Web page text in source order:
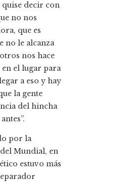
quise decir con
no nos
que es
no le alcanza
nos hace
el lugar para
a eso y hay
la gente
del hincha
por la
Mundial, en
estuvo más